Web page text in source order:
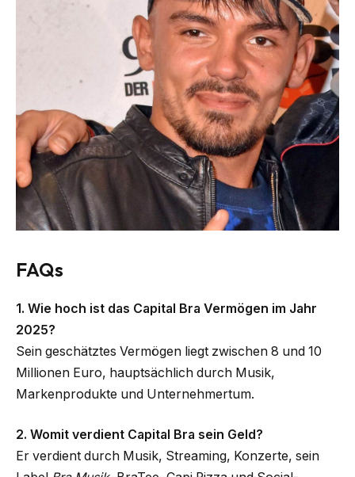
FAQs
1. Wie hoch ist das Capital Bra Vermögen im Jahr
2025?
Sein geschätztes Vermögen liegt zwischen 8 und 10
Millionen Euro, hauptsächlich durch Musik,
Markenprodukte und Unternehmertum.
2. Womit verdient Capital Bra sein Geld?
Er verdient durch Musik, Streaming, Konzerte, sein